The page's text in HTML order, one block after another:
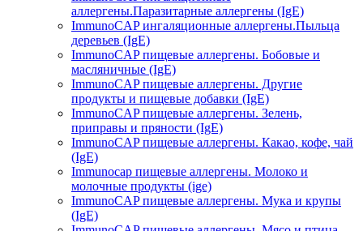
аллергены.Паразитарные аллергены (IgE)
ImmunoCAP ингаляционные аллергены.Пыльца
деревьев (IgE)
ImmunoCAP пищевые аллергены. Бобовые и
масляничные (IgE)
ImmunoCAP пищевые аллергены. Другие
продукты и пищевые добавки (IgE)
ImmunoCAP пищевые аллергены. Зелень,
приправы и пряности (IgE)
ImmunoCAP пищевые аллергены. Какао, кофе, чай
(IgE)
Immunocap пищевые аллергены. Молоко и
молочные продукты (ige)
ImmunoCAP пищевые аллергены. Мука и крупы
(IgE)